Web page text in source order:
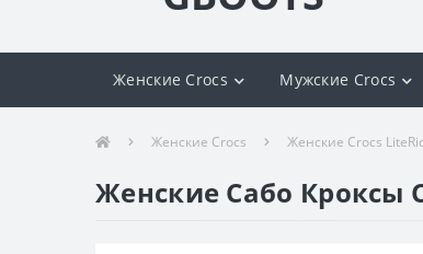
Женские Crocs Мужские Crocs
Женские Crocs Женские Crocs
Женские Сабо Кроксы